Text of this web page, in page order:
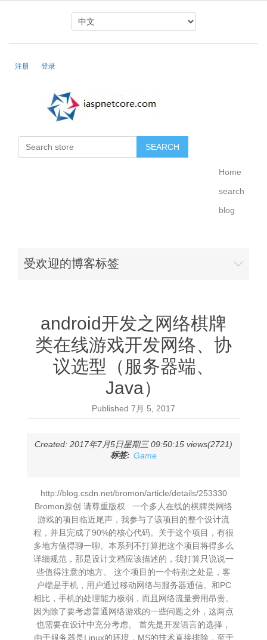
注册 登录
Home
search
blog
受欢迎的博客标签
android开发之网络棋牌
类在线游戏开发网络、协
议选型（服务器端、
Java）
Published 7月 5, 2017
Created: 2017年7月5日星期三 09:50:15 views(2721)
标签: Game
http://blog.csdn.net/bromon/article/details/253330
Bromon原创 请尊重版权 一个多人在线的棋牌类网络
游戏的项目临近尾声，我参与了该项目的整个设计流
程，并且完成了90%的核心代码。关于这个项目，有很
多地方值得聊一聊。本系列不打算把这个项目将得多么
详细规范，那是设计文档应该描述的，我打算只说说一
些值得注意的地方。 这个项目的一个特别之处是，客
户端是手机，用户通过移动网络与服务器通信。和PC
相比，手机的处理能力极弱，而且网络流量费用昂贵。
因为除了要考虑普通网络游戏的一些问题之外，这两点
也需要在设计中充分考虑。 首先是开发语言的选择，
由于服务器是Linux的环境，MS的技术直接排除，至于